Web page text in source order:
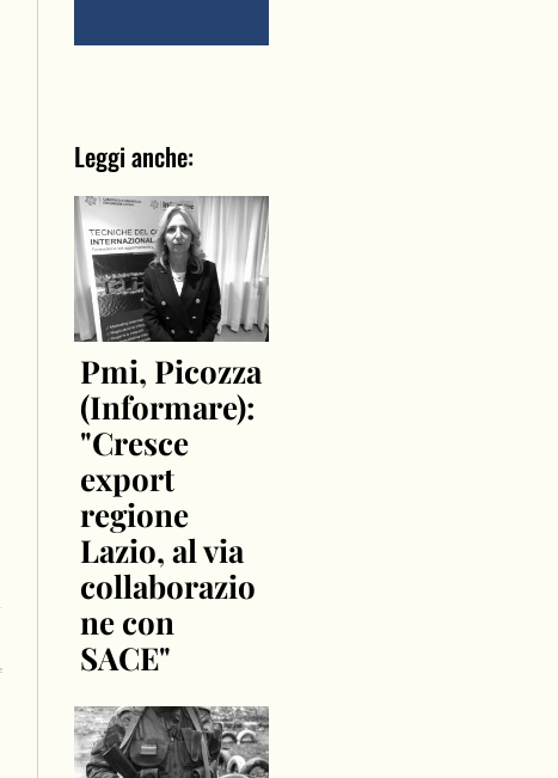
Leggi anche:
Pmi, Picozza
(Informare):
"Cresce
export
regione
Lazio, al via
collaborazio
ne con
SACE"